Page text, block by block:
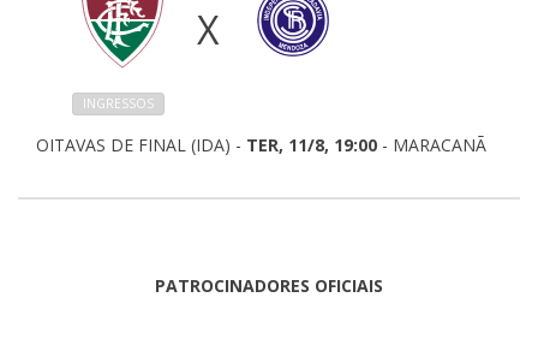
X
INGRESSOS
OITAVAS DE FINAL (IDA) - TER, 11/8, 19:00 - MARACANÃ
PATROCINADORES OFICIAIS